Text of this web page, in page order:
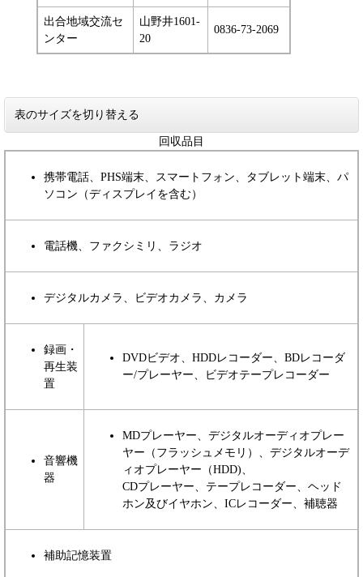
出合地域交流セ
ンター
山野井1601-
20
0836-73-2069
表のサイズを切り替える
回収品目
携帯電話、PHS端末、スマートフォン、タブレット端末、パ
ソコン（ディスプレイを含む）
電話機、ファクシミリ、ラジオ
デジタルカメラ、ビデオカメラ、カメラ
録画・
再生装
置
DVDビデオ、HDDレコーダー、BDレコーダ
ー/プレーヤー、ビデオテープレコーダー
音響機
器
MDプレーヤー、デジタルオーディオプレー
ヤー（フラッシュメモリ）、デジタルオーデ
ィオプレーヤー（HDD)、
CDプレーヤー、テープレコーダー、ヘッド
ホン及びイヤホン、ICレコーダー、補聴器
補助記憶装置